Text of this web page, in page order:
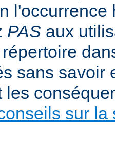
PAS aux
sans savoir
les
sur la